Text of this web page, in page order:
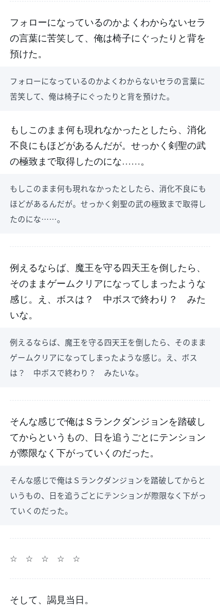
フォローになっているのかよくわからないセラ
の言葉に苦笑して、俺は椅子にぐったりと背を
預けた。
フォローになっているのかよくわからないセラの言葉に
苦笑して、俺は椅子にぐったりと背を預けた。
もしこのまま何も現れなかったとしたら、消化
不良にもほどがあるんだが。せっかく剣聖の武
の極致まで取得したのにな……。
もしこのまま何も現れなかったとしたら、消化不良にも
ほどがあるんだが。せっかく剣聖の武の極致まで取得し
たのにな……。
例えるならば、魔王を守る四天王を倒したら、
そのままゲームクリアになってしまったような
感じ。え、ボスは？ 中ボスで終わり？ みた
いな。
例えるならば、魔王を守る四天王を倒したら、そのまま
ゲームクリアになってしまったような感じ。え、ボス
は？ 中ボスで終わり？ みたいな。
そんな感じで俺はＳランクダンジョンを踏破し
てからというもの、日を追うごとにテンション
が際限なく下がっていくのだった。
そんな感じで俺はＳランクダンジョンを踏破してからと
いうもの、日を追うごとにテンションが際限なく下がっ
ていくのだった。
☆ ☆ ☆ ☆ ☆
そして、謁見当日。